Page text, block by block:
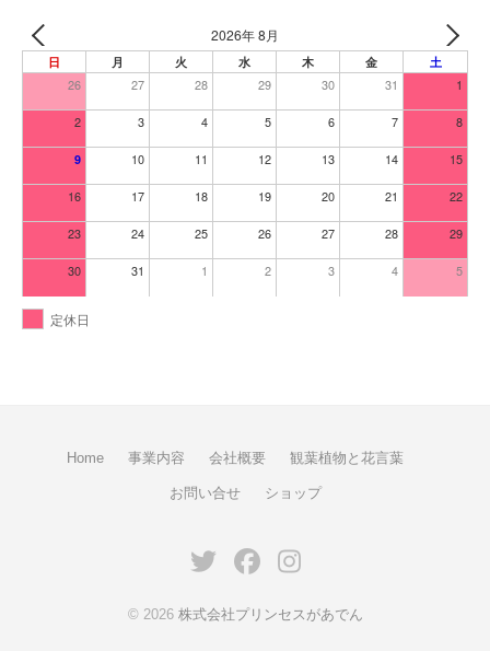
2026年 8月
日 月 火 水 木 金 土
26 27 28 29 30 31 1
2 3 4 5 6 7 8
9 10 11 12 13 14 15
16 17 18 19 20 21 22
23 24 25 26 27 28 29
30 31 1 2 3 4 5
定休日
Home 事業内容 会社概要 観葉植物と花言葉
お問い合せ ショップ
TwitterFacebookInstagram
© 2026 株式会社プリンセスがあでん